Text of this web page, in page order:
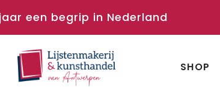
een begrip in Nederland
SHOP